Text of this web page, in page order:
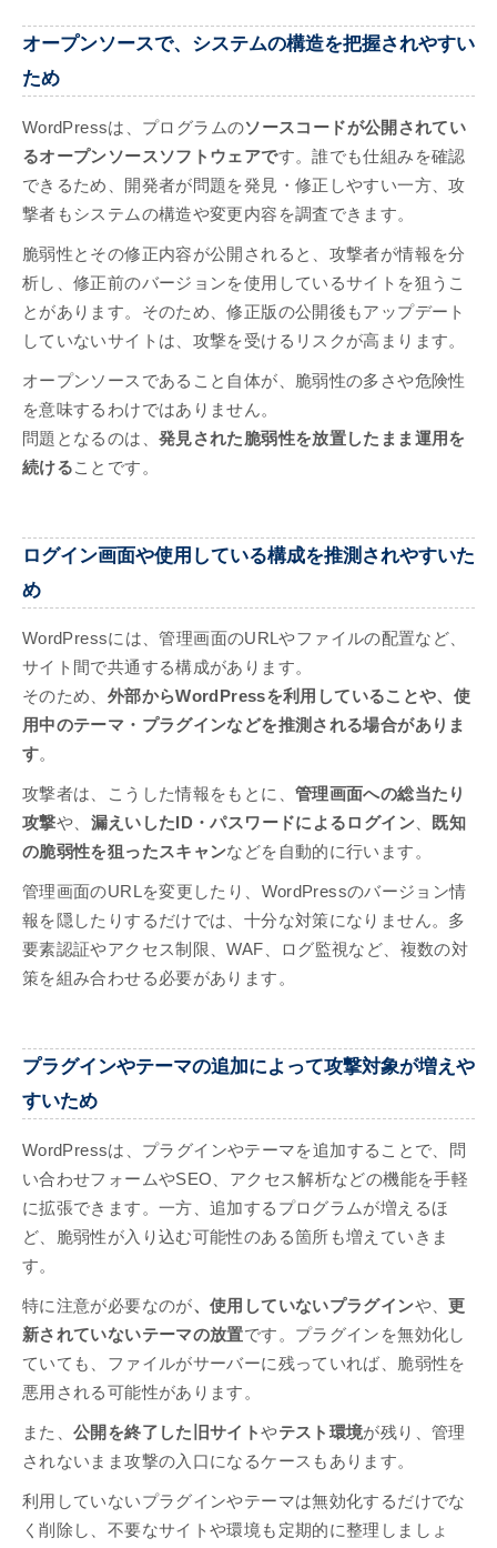
オープンソースで、システムの構造を把握されやすい
ため
WordPressは、プログラムのソースコードが公開されてい
るオープンソースソフトウェアです。誰でも仕組みを確認
できるため、開発者が問題を発見・修正しやすい一方、攻
撃者もシステムの構造や変更内容を調査できます。
脆弱性とその修正内容が公開されると、攻撃者が情報を分
析し、修正前のバージョンを使用しているサイトを狙うこ
とがあります。そのため、修正版の公開後もアップデート
していないサイトは、攻撃を受けるリスクが高まります。
オープンソースであること自体が、脆弱性の多さや危険性
を意味するわけではありません。
問題となるのは、 発見された脆弱性を放置したまま運用を
続けることです。
ログイン画面や使用している構成を推測されやすいた
め
WordPressには、管理画面のURLやファイルの配置など、
サイト間で共通する構成があります。
そのため、 外部からWordPressを利用していることや、使
用中のテーマ・プラグインなどを推測される場合がありま
す。
攻撃者は、こうした情報をもとに、 管理画面への総当たり
攻撃や、 漏えいしたID・パスワードによるログイン、
既知
の脆弱性を狙ったスキャンなどを自動的に行います。
管理画面のURLを変更したり、WordPressのバージョン情
報を隠したりするだけでは、十分な対策になりません。多
要素認証やアクセス制限、WAF、ログ監視など、複数の対
策を組み合わせる必要があります。
プラグインやテーマの追加によって攻撃対象が増えや
すいため
WordPressは、プラグインやテーマを追加することで、問
い合わせフォームやSEO、アクセス解析などの機能を手軽
に拡張できます。一方、追加するプログラムが増えるほ
ど、脆弱性が入り込む可能性のある箇所も増えていきま
す。
特に注意が必要なのが、使用していないプラグインや、更
新されていないテーマの放置です。プラグインを無効化し
ていても、ファイルがサーバーに残っていれば、脆弱性を
悪用される可能性があります。
また、公開を終了した旧サイトやテスト環境が残り、管理
されないまま攻撃の入口になるケースもあります。
利用していないプラグインやテーマは無効化するだけでな
く削除し、不要なサイトや環境も定期的に整理しましょ